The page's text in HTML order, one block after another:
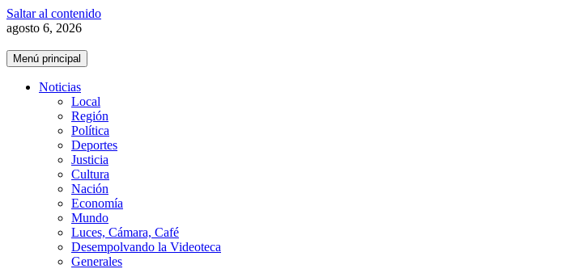
Saltar al contenido
agosto 6, 2026
Menú principal
Noticias
Local
Región
Política
Deportes
Justicia
Cultura
Nación
Economía
Mundo
Luces, Cámara, Café
Desempolvando la Videoteca
Generales